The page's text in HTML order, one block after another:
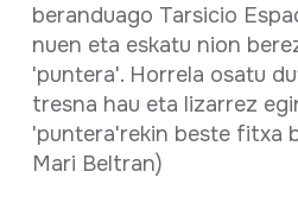
beranduago Tarsicio
nuen eta eskatu nion
'puntera'. Horrela osatu
tresna hau eta lizarrez
'puntera'rekin beste fitxa
Mari Beltran)